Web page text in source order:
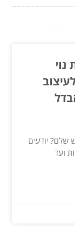
נוי
שלם? יודעים
ועד